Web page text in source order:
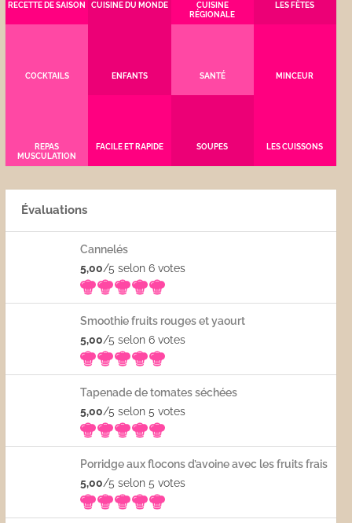
RECETTE DE SAISON CUISINE DU MONDE
CUISINE
RÉGIONALE
LES FÊTES
COCKTAILS ENFANTS SANTÉ MINCEUR
REPAS
MUSCULATION
FACILE ET RAPIDE SOUPES LES CUISSONS
Évaluations
Cannelés
5,00/5 selon 6votes
Smoothie fruits rouges et yaourt
5,00/5 selon 6votes
Tapenade de tomates séchées
5,00/5 selon 5votes
Porridge aux flocons d’avoine avec les fruits frais
5,00/5 selon 5votes